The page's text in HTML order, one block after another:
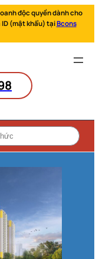
ID (mật khẩu) tạiBcons